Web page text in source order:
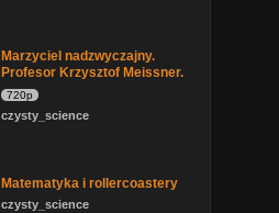
Marzyciel nadzwyczajny.
Profesor Krzysztof Meissner.
720p
czysty_science
Matematyka i rollercoastery
czysty_science